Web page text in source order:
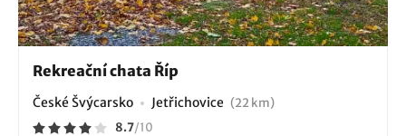
Rekreační chata Říp
České Švýcarsko Jetřichovice (22 km)
8.7/10